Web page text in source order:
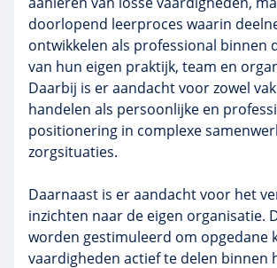
doorlopend leerproces waarin
ontwikkelen als professional binnen
van hun eigen praktijk, team en
Daarbij is er aandacht voor zowel
handelen als persoonlijke en
positionering in complexe
zorgsituaties.
Daarnaast is er aandacht voor het
inzichten naar de eigen organisatie.
worden gestimuleerd om opgedane
vaardigheden actief te delen binnen